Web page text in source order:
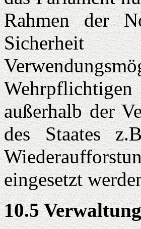
Rahmen der
außerhalb der
des Staates
eingesetzt
10.5